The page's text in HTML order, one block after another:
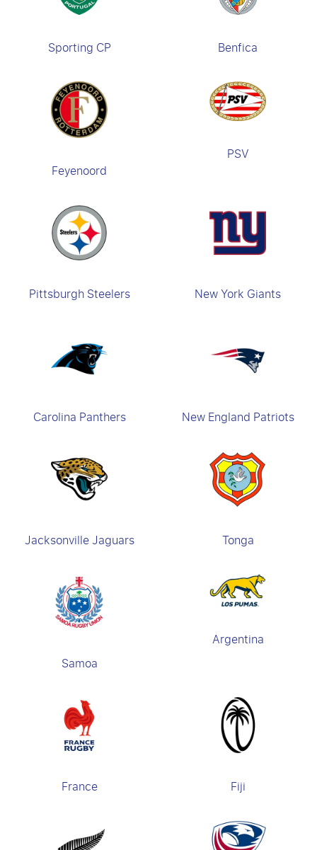
Sporting CP Benfica
Feyenoord
PSV
Pittsburgh Steelers New York Giants
Carolina Panthers New England Patriots
Jacksonville Jaguars Tonga
Samoa
Argentina
France Fiji